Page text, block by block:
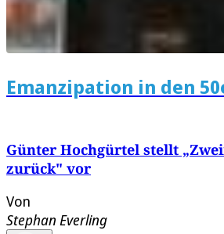
Emanzipation in den
Günter Hochgürtel stellt
zurück" vor
Von
Stephan Everling